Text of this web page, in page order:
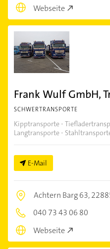
Webseite
Frank Wulf GmbH,
SCHWERTRANSPORTE
Kipptransporte -
Langtransporte -
E-Mail
Achtern Barg 63,
040 73 43 06 80
Webseite